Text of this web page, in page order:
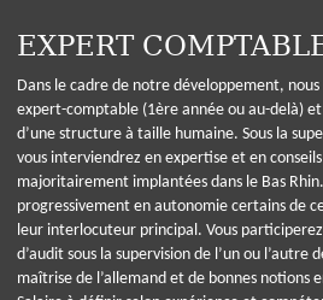
EXPERT
Dans le cadre de notre développement,
expert-comptable (1ère année ou au-delà)
d’une structure à taille humaine. Sous la
vous interviendrez en expertise et en
majoritairement implantées dans le Bas
progressivement en autonomie certains de
leur interlocuteur principal. Vous
d’audit sous la supervision de l’un ou l’autre
maîtrise de l’allemand et de bonnes notions